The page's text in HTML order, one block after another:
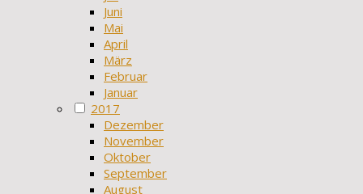
Juni
Mai
April
März
Februar
Januar
2017
Dezember
November
Oktober
September
August